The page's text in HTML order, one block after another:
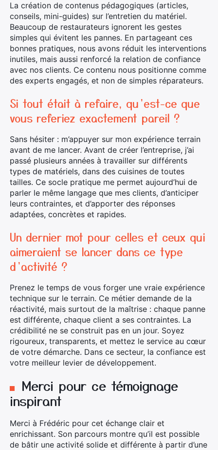
La création de contenus pédagogiques (articles,
conseils, mini-guides) sur l’entretien du matériel.
Beaucoup de restaurateurs ignorent les gestes
simples qui évitent les pannes. En partageant ces
bonnes pratiques, nous avons réduit les interventions
inutiles, mais aussi renforcé la relation de confiance
avec nos clients. Ce contenu nous positionne comme
des experts engagés, et non de simples réparateurs.
Si tout était à refaire, qu’est-ce que
vous referiez exactement pareil ?
Sans hésiter : m’appuyer sur mon expérience terrain
avant de me lancer. Avant de créer l’entreprise, j’ai
passé plusieurs années à travailler sur différents
types de matériels, dans des cuisines de toutes
tailles. Ce socle pratique me permet aujourd’hui de
parler le même langage que mes clients, d’anticiper
leurs contraintes, et d’apporter des réponses
adaptées, concrètes et rapides.
Un dernier mot pour celles et ceux qui
aimeraient se lancer dans ce type
d’activité ?
Prenez le temps de vous forger une vraie expérience
technique sur le terrain. Ce métier demande de la
réactivité, mais surtout de la maîtrise : chaque panne
est différente, chaque client a ses contraintes. La
crédibilité ne se construit pas en un jour. Soyez
rigoureux, transparents, et mettez le service au cœur
de votre démarche. Dans ce secteur, la confiance est
votre meilleur levier de développement.
Merci pour ce témoignage
inspirant
Merci à Frédéric pour cet échange clair et
enrichissant. Son parcours montre qu’il est possible
de bâtir une activité solide et différente à partir d’une
Rechercher